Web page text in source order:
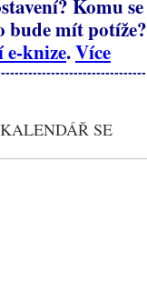
Komu se
mít potíže?
e-knize.Více
SE